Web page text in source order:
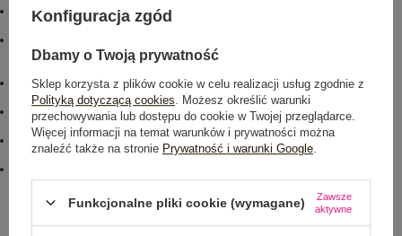
#zapięcie:
brak
Modelka ma na sobie rozmiar one size. Wymiary modelki: wzrost 172
#skład materiału :
90% bawełna,10% elastan
#materiał dominujący:
bawełna
emblemat:
lewo, dół,col ,txt_PLUS SIZE#241606#FFFFFF%80
txt_PLUS SIZE#000000#FFFFFF,dół,lewo,col,txt_COTTON
COMFORT#546070#FFFFFF
Rozmiar: One size
Konfiguracja zgód
Dbamy o Twoją prywatność
Sklep korzysta z plików cookie w celu realizacji usług zgodnie z
Polityką dotyczącą cookies . Możesz określić warunki
przechowywania lub dostępu do cookie w Twojej przeglądarce.
Więcej informacji na temat warunków i prywatności można
znaleźć także na stronie Prywatność i warunki Google
Funkcjonalne pliki cookie (wymagane)
Zawsze
aktywne